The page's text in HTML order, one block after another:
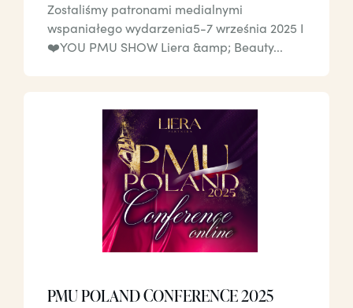
Zostaliśmy patronami medialnymi
wspaniałego wydarzenia5-7 września 2025 I
❤️YOU PMU SHOW Liera &amp; Beauty...
PMU POLAND CONFERENCE 2025